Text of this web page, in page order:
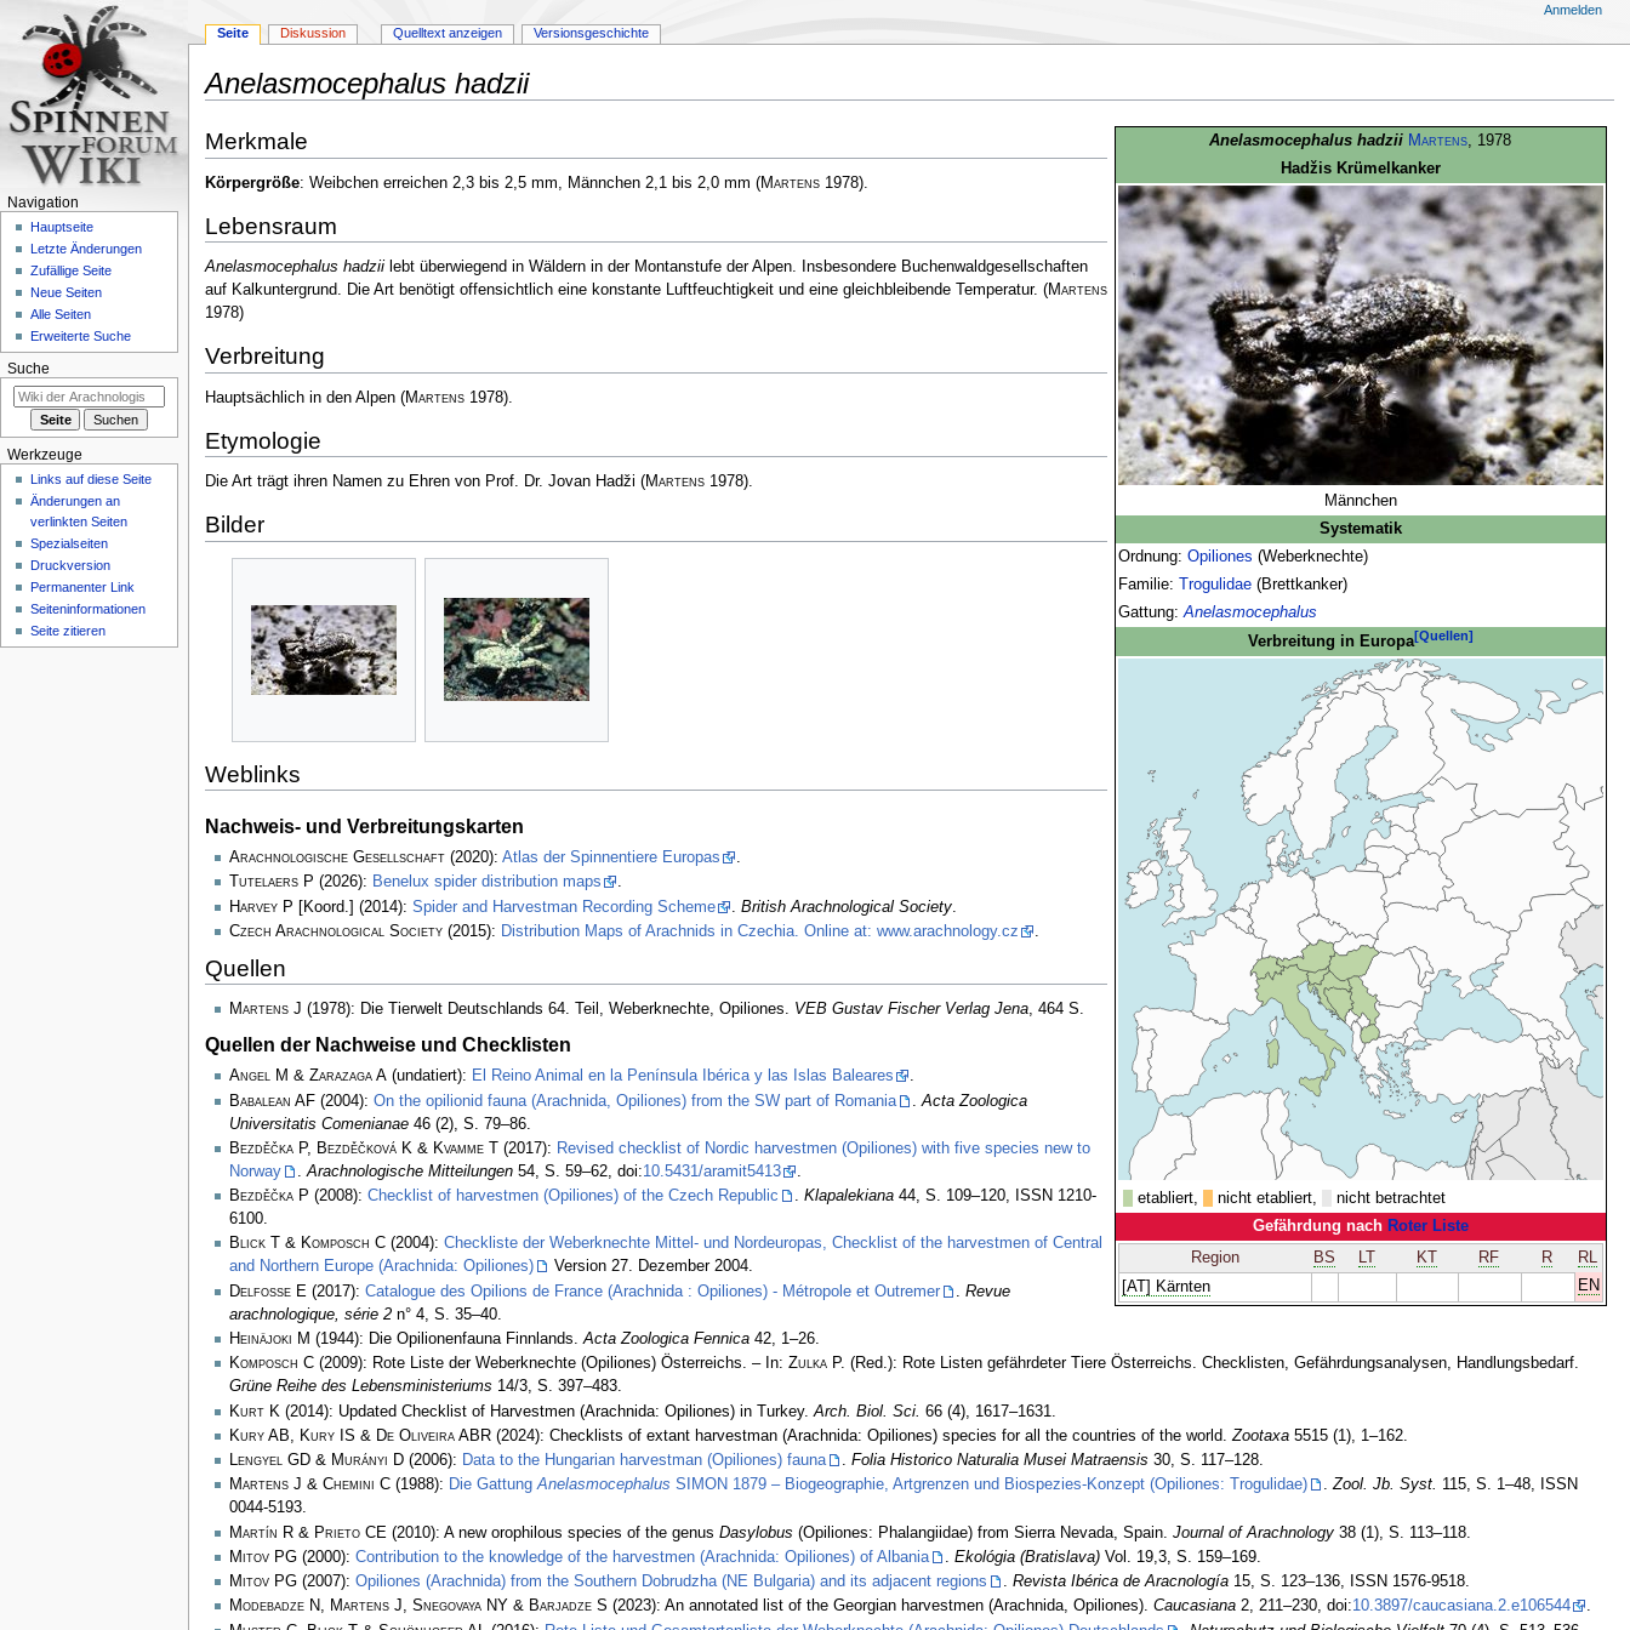
Anelasmocephalus hadzii
Navigation
springen
Suche
springen
Anelasmocephalus hadzii Martens, 1978
Hadžis Krümelkanker
Männchen
Systematik
Ordnung: Opiliones (Weberknechte)
Familie:
Trogulidae(Brettkanker)
Gattung:Anelasmocephalus
Verbreitung in Europa[Quellen]
etabliert, nicht etabliert,
nicht betrachtet
Gefährdung nach Roter Liste
Region
BS LT KT RF R
RL
[AT] Kärnten
EN
Merkmale
Körpergröße: Weibchen erreichen 2,3 bis 2,5 mm, Männchen 2,1 bis 2,0 mm (Martens1978).
Lebensraum
Anelasmocephalus hadziilebt überwiegend in Wäldern in der Montanstufe der Alpen. Insbesondere Buchenwaldgesellschaften
auf Kalkuntergrund. Die Art benötigt offensichtlich eine konstante Luftfeuchtigkeit und eine gleichbleibende Temperatur. (Martens
1978)
Verbreitung
Hauptsächlich in den Alpen (Martens1978).
Etymologie
Die Art trägt ihren Namen zu Ehren von Prof. Dr. Jovan Hadži (Martens1978).
Bilder
Weblinks
Nachweis- und Verbreitungskarten
Arachnologische Gesellschaft(2020): Atlas der Spinnentiere Europas
.
Tutelaers P (2026): Benelux spider distribution maps
.
Harvey P [Koord.] (2014): Spider and Harvestman Recording Scheme British Arachnological Society.
Czech Arachnological Society(2015): Distribution Maps of Arachnids in Czechia. Online at: www.arachnology.cz .
Quellen
Martens J (1978): Die Tierwelt Deutschlands 64. Teil, Weberknechte, Opiliones. VEB Gustav Fischer Verlag Jena, 464 S.
Quellen der Nachweise und Checklisten
Angel M & Zarazaga A(undatiert): El Reino Animal en la Península Ibérica y las Islas Baleares
.
Babalean AF(2004): On the opilionid fauna (Arachnida, Opiliones) from the SW part of Romania
Acta Zoologica
Universitatis Comenianae46 (2), S. 79–86.
Bezděčka P, Bezděčková K & Kvamme T
(2017): Revised checklist of Nordic harvestmen (Opiliones) with five species new to
Norway
.Arachnologische Mitteilungen54, S. 59–62, doi:10.5431/aramit5413
.
Bezděčka P (2008): Checklist of harvestmen (Opiliones) of the Czech Republic . Klapalekiana44, S. 109–120, ISSN 1210-
6100.
Blick T & Komposch C(2004): Checkliste der Weberknechte Mittel- und Nordeuropas, Checklist of the harvestmen of Central
and Northern Europe (Arachnida: Opiliones)
Version 27. Dezember 2004.
Delfosse E (2017): Catalogue des Opilions de France (Arachnida : Opiliones) - Métropole et Outremer
Revue
arachnologique, série 2n° 4, S. 35–40.
Heinäjoki M (1944): Die Opilionenfauna Finnlands.Acta Zoologica Fennica42, 1–26.
Komposch C(2009): Rote Liste der Weberknechte (Opiliones) Österreichs. – In: ZulkaP. (Red.): Rote Listen gefährdeter Tiere Österreichs. Checklisten, Gefährdungsanalysen, Handlungsbedarf.
Grüne Reihe des Lebensministeriums 14/3, S. 397–483.
Kurt K (2014): Updated Checklist of Harvestmen (Arachnida: Opiliones) in Turkey. Arch. Biol. Sci. 66 (4), 1617–1631.
Kury AB, Kury IS & De Oliveira ABR(2024): Checklists of extant harvestman (Arachnida: Opiliones) species for all the countries of the world.Zootaxa5515 (1), 1–162.
Lengyel GD & Murányi D(2006): Data to the Hungarian harvestman (Opiliones) fauna . Folia Historico Naturalia Musei Matraensis 30, S. 117–128.
Martens J & Chemini C(1988): Die GattungAnelasmocephalus SIMON 1879 – Biogeographie, Artgrenzen und Biospezies-Konzept (Opiliones: Trogulidae) .Zool. Jb. Syst. 115, S. 1–48, ISSN
0044-5193.
Martín R & Prieto CE (2010): A new orophilous species of the genus Dasylobus (Opiliones: Phalangiidae) from Sierra Nevada, Spain. Journal of Arachnology38 (1), S. 113–118.
Mitov PG(2000): Contribution to the knowledge of the harvestmen (Arachnida: Opiliones) of Albania . Ekológia (Bratislava)Vol. 19,3, S. 159–169.
Mitov PG(2007): Opiliones (Arachnida) from the Southern Dobrudzha (NE Bulgaria) and its adjacent regions . Revista Ibérica de Aracnología15, S. 123–136, ISSN 1576-9518.
Modebadze N, Martens J, Snegovaya NY & Barjadze S (2023): An annotated list of the Georgian harvestmen (Arachnida, Opiliones). Caucasiana2, 211–230, doi:10.3897/caucasiana.2.e106544
.
Seite Diskussion Quelltext anzeigen Versionsgeschichte
Anmelden
Navigation
Hauptseite
Letzte Änderungen
Zufällige Seite
Neue Seiten
Alle Seiten
Erweiterte Suche
Suche
Werkzeuge
Links auf diese Seite
Änderungen an
verlinkten Seiten
Spezialseiten
Druckversion
Permanenter Link
Seiten­­informationen
Seite zitieren